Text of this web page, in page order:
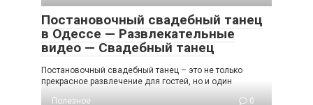
Постановочный свадебный танец
в Одессе — Развлекательные
видео — Свадебный танец
Постановочный свадебный танец – это не только
прекрасное развлечение для гостей, но и один
Полезное
0